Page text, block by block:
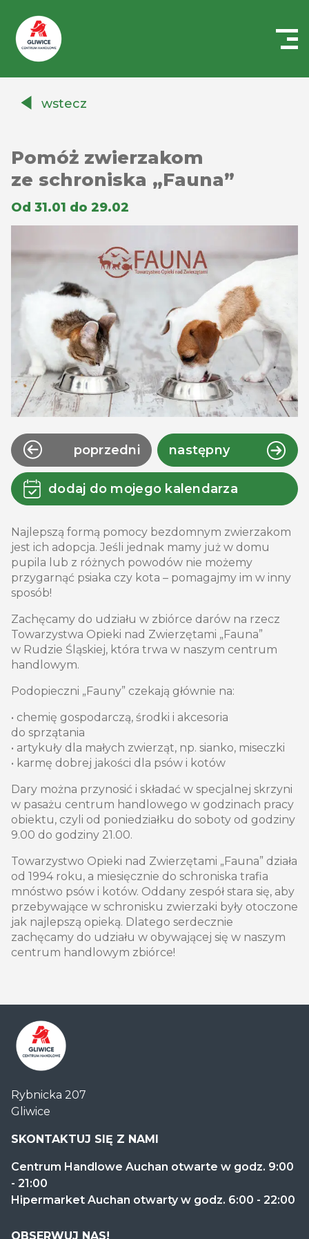
Auchanwstecz
Pomóż zwierzakom
ze schroniska „Fauna”
Od 31.01 do 29.02
poprzedni następny
dodaj do mojego kalendarza
Najlepszą formą pomocy bezdomnym zwierzakom
jest ich adopcja. Jeśli jednak mamy już w domu
pupila lub z różnych powodów nie możemy
przygarnąć psiaka czy kota – pomagajmy im w inny
sposób!
Zachęcamy do udziału w zbiórce darów na rzecz
Towarzystwa Opieki nad Zwierzętami „Fauna”
w Rudzie Śląskiej, która trwa w naszym centrum
handlowym.
Podopieczni „Fauny” czekają głównie na:
• chemię gospodarczą, środki i akcesoria
do sprzątania
• artykuły dla małych zwierząt, np. sianko, miseczki
• karmę dobrej jakości dla psów i kotów
Dary można przynosić i składać w specjalnej skrzyni
w pasażu centrum handlowego w godzinach pracy
obiektu, czyli od poniedziałku do soboty od godziny
9.00 do godziny 21.00.
Towarzystwo Opieki nad Zwierzętami „Fauna” działa
od 1994 roku, a miesięcznie do schroniska trafia
mnóstwo psów i kotów. Oddany zespół stara się, aby
przebywające w schronisku zwierzaki były otoczone
jak najlepszą opieką. Dlatego serdecznie
zachęcamy do udziału w obywającej się w naszym
centrum handlowym zbiórce!
Handlowe
Auchan
Gliwice
Rybnicka 207
Gliwice
SKONTAKTUJ SIĘ Z NAMI
Centrum Handlowe Auchan otwarte w godz. 9:00
- 21:00
Hipermarket Auchan otwarty w godz. 6:00 - 22:00
OBSERWUJ NAS!